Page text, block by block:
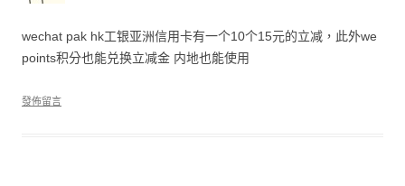
wechat pak hk工银亚洲信用卡有一个10个15元的立减，此外we
points积分也能兑换立减金 内地也能使用
發佈留言